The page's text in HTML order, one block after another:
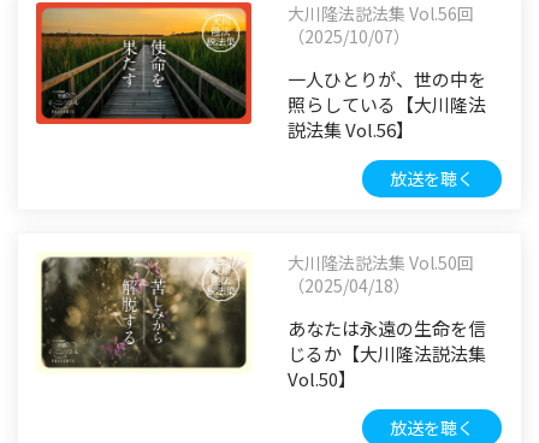
大川隆法説法集 Vol.56回
（2025/10/07）
一人ひとりが、世の中を
照らしている【大川隆法
説法集 Vol.56】
放送を聴く
大川隆法説法集 Vol.50回
（2025/04/18）
あなたは永遠の生命を信
じるか【大川隆法説法集
Vol.50】
放送を聴く